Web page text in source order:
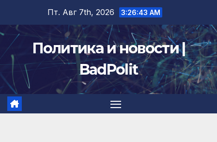
содержимому
Пт. Авг 7th, 2026 3:26:44 AM
Политика и новости |
BadPolit